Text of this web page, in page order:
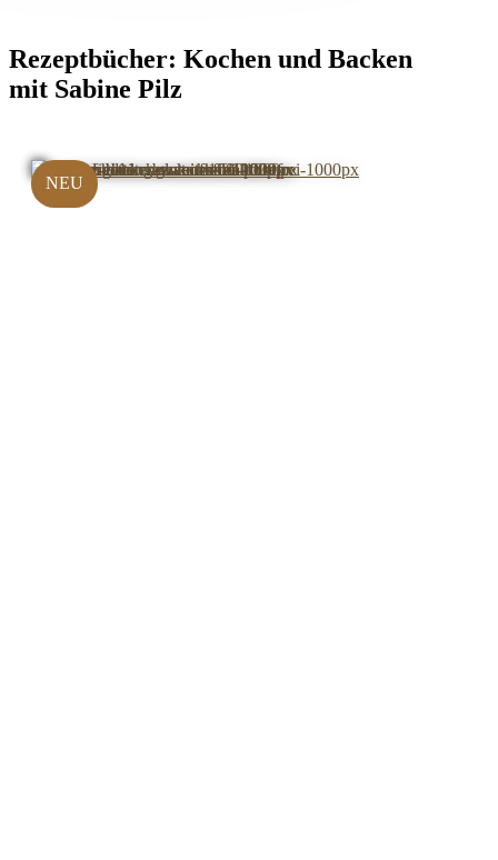
Rezeptbücher: Kochen und Backen
mit Sabine Pilz
NEU